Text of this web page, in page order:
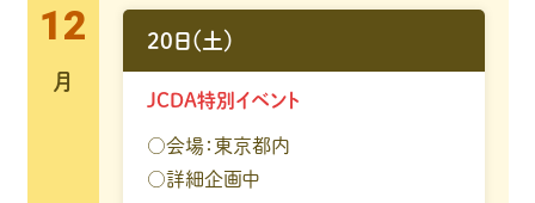
12
月
20日（土）
JCDA特別イベント
○会場：東京都内
○詳細企画中